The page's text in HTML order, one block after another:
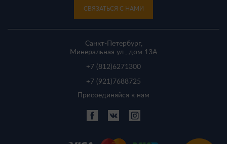
СВЯЗАТЬСЯ С НАМИ
Санкт-Петербург,
Минеральная ул., дом 13A
+7 (812)6271300
+7 (921) 7688725
Присоединяйся к нам